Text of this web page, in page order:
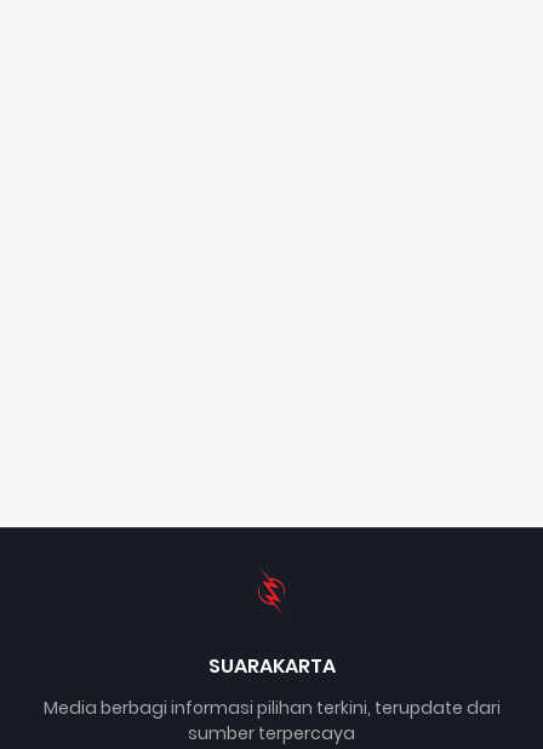
SUARAKARTA
Media berbagi informasi pilihan terkini, terupdate dari
sumber terpercaya